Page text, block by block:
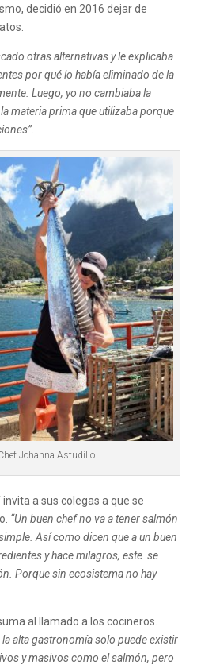
decidió en 2016 dejar de
otras alternativas y le explicaba
por qué lo había eliminado de la
Luego, yo no cambiaba la
materia prima que utilizaba porque
Johanna Astudillo
a sus colegas a que se
“Un buen chef no va a tener salmón
Así como dicen que a un buen
y hace milagros, este se
Porque sin ecosistema no hay
al llamado a los cocineros.
alta gastronomía solo puede existir
y masivos como el salmón, pero